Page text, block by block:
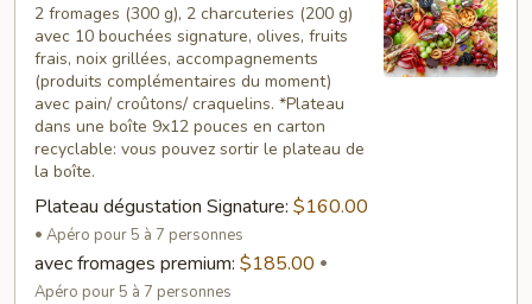
Signature
2 fromages (300 g), 2 charcuteries (200 g)
avec 10 bouchées signature, olives, fruits
frais, noix grillées, accompagnements
(produits complémentaires du moment)
avec pain/ croûtons/ craquelins. *Plateau
dans une boîte 9x12 pouces en carton
recyclable: vous pouvez sortir le plateau de
la boîte.
Plateau dégustation Signature: $160.00
Apéro pour 5 à 7 personnes
avec fromages premium: $185.00
Apéro pour 5 à 7 personnes